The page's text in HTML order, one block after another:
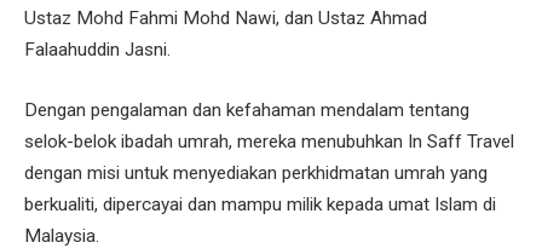
Ustaz Mohd Fahmi Mohd Nawi, dan Ustaz Ahmad
Falaahuddin Jasni.
Dengan pengalaman dan kefahaman mendalam tentang
selok-belok ibadah umrah, mereka menubuhkan In Saff Travel
dengan misi untuk menyediakan perkhidmatan umrah yang
berkualiti, dipercayai dan mampu milik kepada umat Islam di
Malaysia.